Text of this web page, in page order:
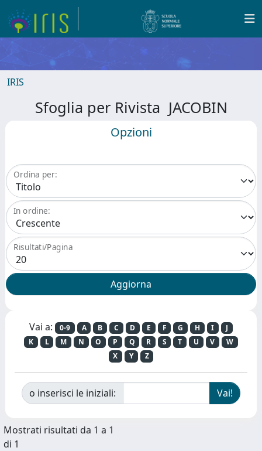
IRIS
Sfoglia per Rivista JACOBIN
Opzioni
Ordina per:
In ordine:
Risultati/Pagina
Vai a: 0-9 A B C D E F G H I
J
K
L M N O P Q R S T U V
W
X
Y Z
o inserisci le iniziali:
Mostrati risultati da 1 a 1
di 1